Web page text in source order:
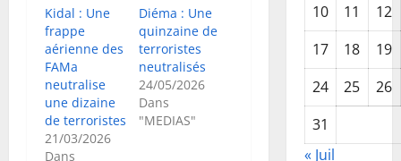
Kidal : Une
frappe
aérienne des
FAMa
neutralise
une dizaine
de terroristes
21/03/2026
Dans
Diéma : Une
quinzaine de
terroristes
neutralisés
24/05/2026
Dans
"MEDIAS"
10
11
12
17
18
19
24
25
26
31
« Juil